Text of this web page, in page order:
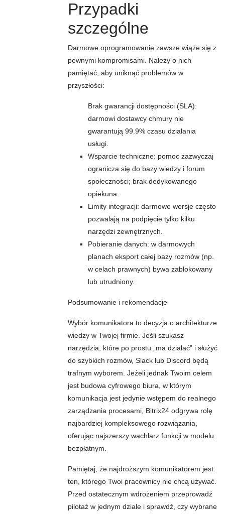
Przypadki
szczególne
Darmowe oprogramowanie zawsze wiąże się z
pewnymi kompromisami. Należy o nich
pamiętać, aby uniknąć problemów w
przyszłości:
Brak gwarancji dostępności (SLA):
darmowi dostawcy chmury nie
gwarantują 99.9% czasu działania
usługi.
Wsparcie techniczne: pomoc zazwyczaj
ogranicza się do bazy wiedzy i forum
społeczności; brak dedykowanego
opiekuna.
Limity integracji: darmowe wersje często
pozwalają na podpięcie tylko kilku
narzędzi zewnętrznych.
Pobieranie danych: w darmowych
planach eksport całej bazy rozmów (np.
w celach prawnych) bywa zablokowany
lub utrudniony.
Podsumowanie i rekomendacje
Wybór komunikatora to decyzja o architekturze
wiedzy w Twojej firmie. Jeśli szukasz
narzędzia, które po prostu „ma działać” i służyć
do szybkich rozmów, Slack lub Discord będą
trafnym wyborem. Jeżeli jednak Twoim celem
jest budowa cyfrowego biura, w którym
komunikacja jest jedynie wstępem do realnego
zarządzania procesami, Bitrix24 odgrywa rolę
najbardziej kompleksowego rozwiązania,
oferując najszerszy wachlarz funkcji w modelu
bezpłatnym.
Pamiętaj, że najdroższym komunikatorem jest
ten, którego Twoi pracownicy nie chcą używać.
Przed ostatecznym wdrożeniem przeprowadź
pilotaż w jednym dziale i sprawdź, czy wybrane